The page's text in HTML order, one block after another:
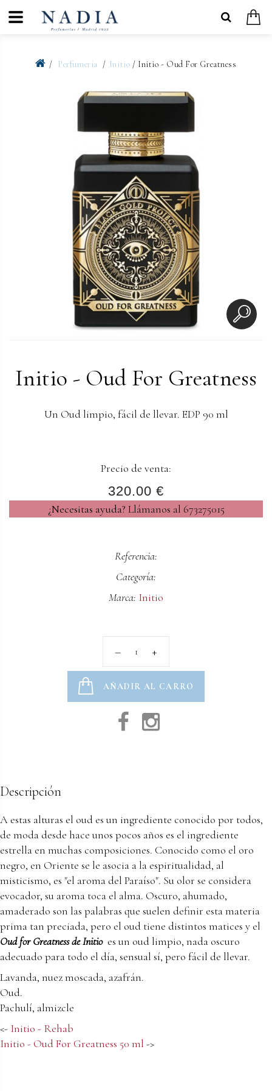
Perfumería Initio / Initio - Oud For Greatness
Initio - Oud For Greatness
Un Oud limpio, fácil de llevar. EDP 90 ml
Precio de venta:
320.00 €
¿Necesitas ayuda? Llámanos al 673275015
Referencia:
Categoría:
Marca: Initio
AÑADIR AL CARRO
Descripción
A estas alturas el oud es un ingrediente conocido por todos,
de moda desde hace unos pocos años es el ingrediente
estrella en muchas composiciones. Conocido como el oro
negro, en Oriente se le asocia a la espiritualidad, al
misticismo, es "el aroma del Paraíso". Su olor se considera
evocador, su aroma toca el alma. Oscuro, ahumado,
amaderado son las palabras que suelen definir esta materia
prima tan preciada, pero el oud tiene distintos matices y el
Oud for Greatness de Initioes un oud limpio, nada oscuro
adecuado para todo el día, sensual sí, pero fácil de llevar.
Lavanda, nuez moscada, azafrán.
Oud.
Pachulí, almizcle
<- Initio - Rehab
Initio - Oud For Greatness 50 ml ->